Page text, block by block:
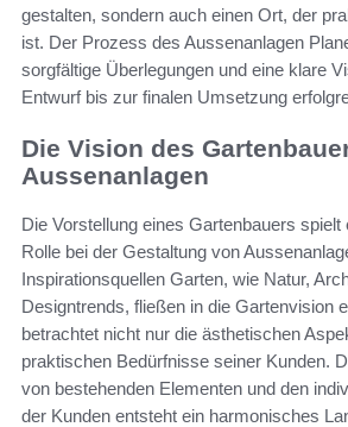
gestalten, sondern auch einen Ort, der
ist. Der Prozess des Aussenanlagen
sorgfältige Überlegungen und eine klare
Entwurf bis zur finalen Umsetzung
Die Vision des
Aussenanlagen
Die Vorstellung eines Gartenbauers spielt
Rolle bei der Gestaltung von
Inspirationsquellen Garten, wie Natur,
Designtrends, fließen in die Gartenvision
betrachtet nicht nur die ästhetischen
praktischen Bedürfnisse seiner Kunden.
von bestehenden Elementen und den
der Kunden entsteht ein harmonisches